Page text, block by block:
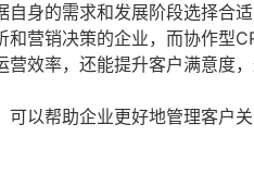
身的需求和发展阶段选择合
营销决策的企业，而协作型
效率，还能提升客户满意度，
以帮助企业更好地管理客户